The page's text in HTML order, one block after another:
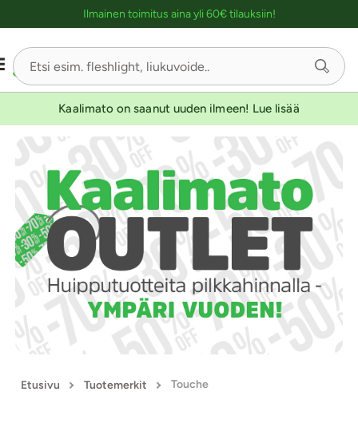
Ilmainen toimitus aina yli 60€ tilauksiin!
Kaalimato on saanut uuden ilmeen! Lue lisää
Etusivu Tuotemerkit Touche